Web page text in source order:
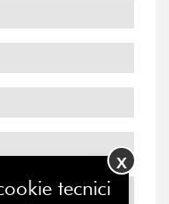
tecnici
X